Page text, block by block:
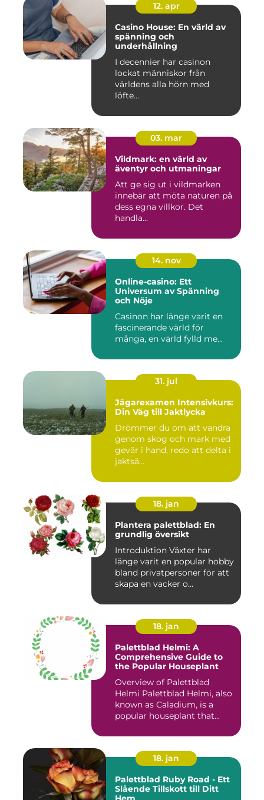
12. apr
Casino House: En värld av
spänning och
underhållning
I decennier har casinon
lockat människor från
världens alla hörn med
löfte...
03. mar
Vildmark: en värld av
äventyr och utmaningar
Att ge sig ut i vildmarken
innebär att möta naturen på
dess egna villkor. Det
handla...
14. nov
Online-casino: Ett
Universum av Spänning
och Nöje
Casinon har länge varit en
fascinerande värld för
många, en värld fylld me...
31. jul
Jägarexamen Intensivkurs:
Din Väg till Jaktlycka
Drömmer du om att vandra
genom skog och mark med
gevär i hand, redo att delta i
jaktsä...
18. jan
Plantera palettblad: En
grundlig översikt
Introduktion Växter har
länge varit en popular hobby
bland privatpersoner för att
skapa en vacker o...
18. jan
Palettblad Helmi: A
Comprehensive Guide to
the Popular Houseplant
Overview of Palettblad
Helmi Palettblad Helmi, also
known as Caladium, is a
popular houseplant that...
18. jan
Palettblad Ruby Road - Ett
Slående Tillskott till Ditt